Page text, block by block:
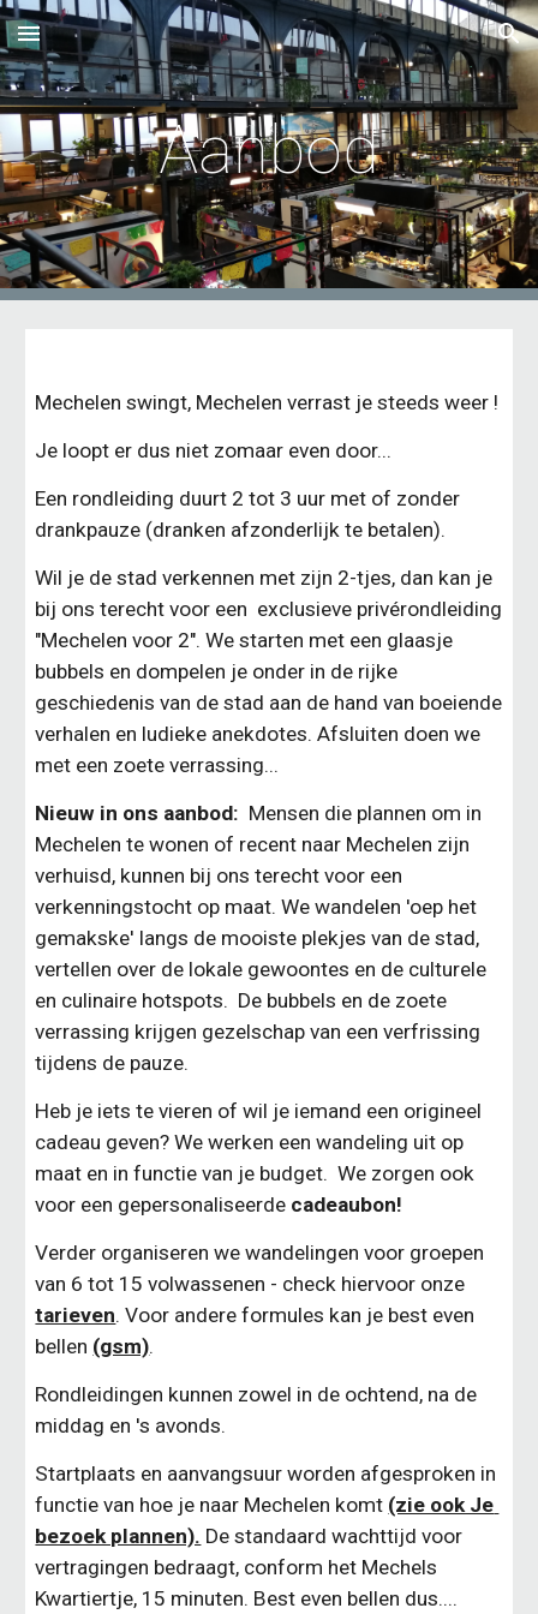
Skip to main content Skip to navigation
Aanbod
Je loopt er dus niet zomaar even door...
Een rondleiding duurt 2 tot 3 uur met of zonder
drankpauze (dranken afzonderlijk te betalen).
Wil je de stad verkennen met zijn 2-tjes, dan kan je
bij ons terecht voor een  exclusieve privérondleiding
"Mechelen voor 2". We starten met een glaasje
bubbels en dompelen je onder in de rijke
geschiedenis van de stad aan de hand van boeiende
verhalen en ludieke anekdotes. Afsluiten doen we
met een zoete verrassing...
Nieuw in ons aanbod:
  Mensen die plannen om in
Mechelen te wonen of recent naar Mechelen zijn
verhuisd, kunnen bij ons terecht voor een
verkenningstocht op maat. We wandelen 'oep het
gemakske' langs de mooiste plekjes van de stad,
vertellen over de lokale gewoontes en de culturele
en culinaire hotspots.  De bubbels en de zoete
verrassing krijgen gezelschap van een verfrissing
tijdens de pauze.
Heb je iets te vieren of wil je iemand een origineel
cadeau geven? We werken een wandeling uit op
maat en in functie van je budget.  We zorgen ook
voor een gepersonaliseerde cadeaubon!
Verder organiseren we wandelingen voor groepen
tarieven. Voor andere formules kan je best even
bellen (gsm).
Rondleidingen kunnen zowel in de ochtend, na de
middag en 's avonds.
Startplaats en aanvangsuur worden afgesproken in
functie van hoe je naar Mechelen komt (zie ook Je
bezoek plannen). De standaard wachttijd voor
vertragingen bedraagt, conform het Mechels
Kwartiertje, 15 minuten. Best even bellen dus....